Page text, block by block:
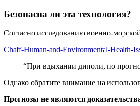
Безопасна ли эта технология?
Согласно исследованию военно-
Chaff-Human-and-Environmental-Health-
“При вдыхании диполи, по
Однако обратите внимание на
Прогнозы не являются